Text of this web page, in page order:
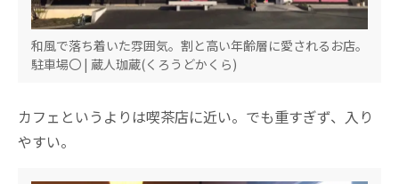
和風で落ち着いた雰囲気。割と高い年齢層に愛されるお店。
駐車場〇 | 蔵人珈蔵(くろうどかくら)
カフェというよりは喫茶店に近い。でも重すぎず、入り
やすい。